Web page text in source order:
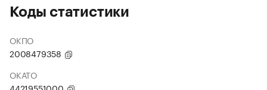
Коды статистики
ОКПО
2008479358
ОКАТО